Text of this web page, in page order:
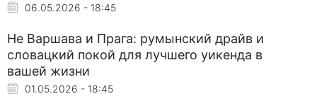
06.05.2026 - 18:45
Не Варшава и Прага: румынский драйв и
словацкий покой для лучшего уикенда в
вашей жизни
01.05.2026 - 18:45